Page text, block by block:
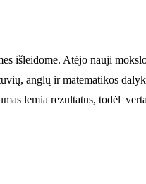
išleidome. Atėjo nauji
anglų ir matematikos
lemia rezultatus, todėl